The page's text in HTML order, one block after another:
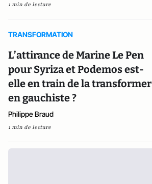
1 min de lecture
TRANSFORMATION
L’attirance de Marine Le Pen
pour Syriza et Podemos est-
elle en train de la transformer
en gauchiste ?
Philippe Braud
1 min de lecture